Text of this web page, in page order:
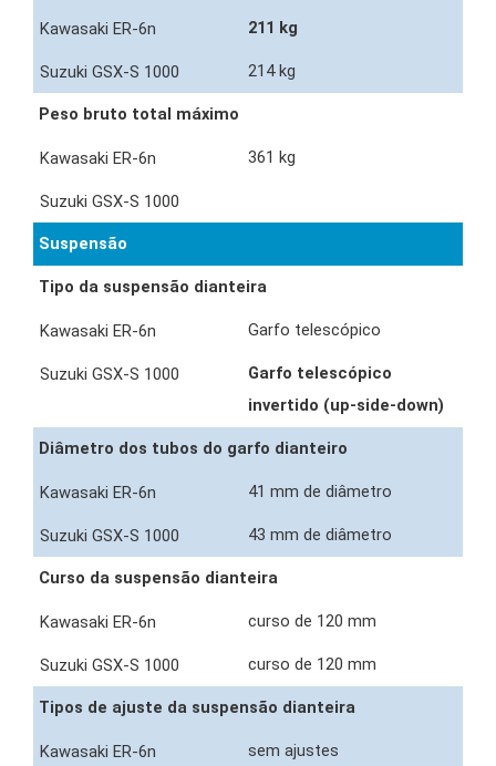
211 kg
214 kg
Peso bruto total máximo
361 kg
Suspensão
Tipo da suspensão dianteira
Garfo telescópico
Garfo telescópico
invertido (up-side-down)
Diâmetro dos tubos do garfo dianteiro
41 mm de diâmetro
43 mm de diâmetro
Curso da suspensão dianteira
curso de 120 mm
curso de 120 mm
Tipos de ajuste da suspensão dianteira
sem ajustes